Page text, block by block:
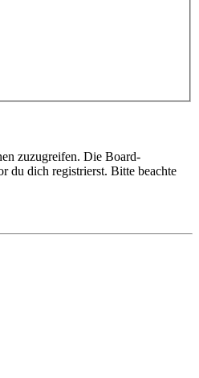
zuzugreifen. Die Board-
du dich registrierst. Bitte beachte